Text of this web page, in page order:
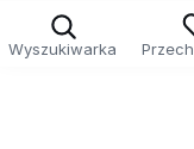
Wyszukiwarka